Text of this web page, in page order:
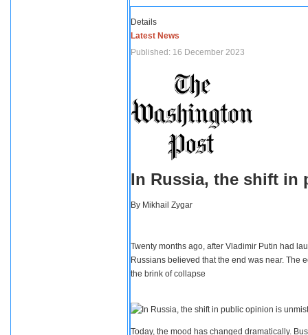
Details
Latest News
Published: 16 December 2023
In Russia, the shift in
By Mikhail Zygar
Twenty months ago, after Vladimir Putin had
Russians believed that the end was near. The
the brink of collapse
Today, the mood has changed dramatically.